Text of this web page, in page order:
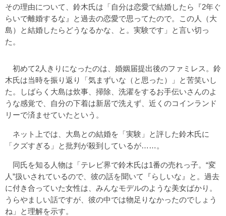
その理由について、鈴木氏は「自分は恋愛で結婚したら『2年ぐ
らいで離婚するな』と過去の恋愛で思ってたので。この人（大
島）と結婚したらどうなるかな、と。実験です」と言い切っ
た。
初めて2人きりになったのは、婚姻届提出後のファミレス。鈴
木氏は当時を振り返り「気まずいな（と思った）」と苦笑いし
た。しばらく大島は炊事、掃除、洗濯をするお手伝いさんのよ
うな感覚で、自分の下着は新居で洗えず、近くのコインランド
リーで済ませていたという。
ネット上では、大島との結婚を「実験」と評した鈴木氏に
「クズすぎる」と批判が殺到しているが……。
同氏を知る人物は「テレビ界で鈴木氏は1番の売れっ子。“変
人”扱いされているので、彼の話を聞いて『らしいな』と。過去
に付き合っていた女性は、みんなモデルのような美女ばかり。
うらやましい話ですが、彼の中では物足りなかったのでしょう
ね」と理解を示す。